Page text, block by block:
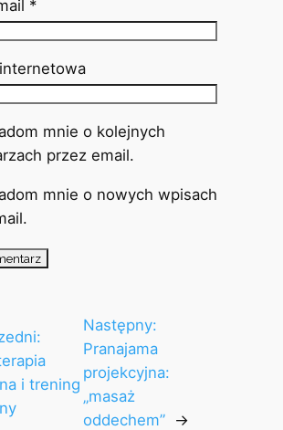
*
mnie o kolejnych
przez email.
mnie o nowych wpisach
i trening
Następny:
Pranajama
projekcyjna:
„masaż
oddechem”
→